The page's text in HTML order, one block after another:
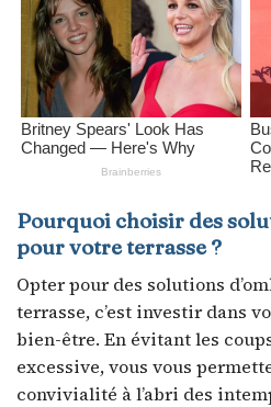
Pourquoi choisir des
pour votre terrasse ?
Opter pour des solutions
terrasse, c’est investir dans
bien-être. En évitant les
excessive, vous vous
convivialité à l’abri des